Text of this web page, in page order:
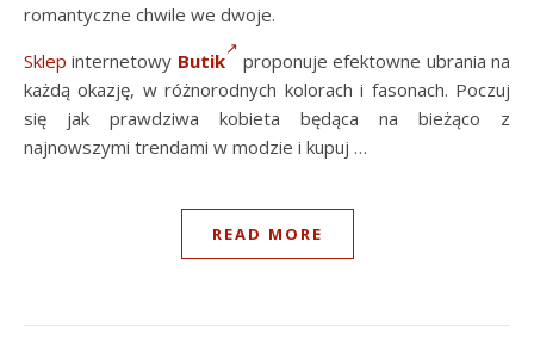
romantyczne chwile we dwoje.
Sklep internetowy Butik proponuje efektowne ubrania na
każdą okazję, w różnorodnych kolorach i fasonach. Poczuj
się jak prawdziwa kobieta będąca na bieżąco z
najnowszymi trendami w modzie i kupuj …
READ MORE